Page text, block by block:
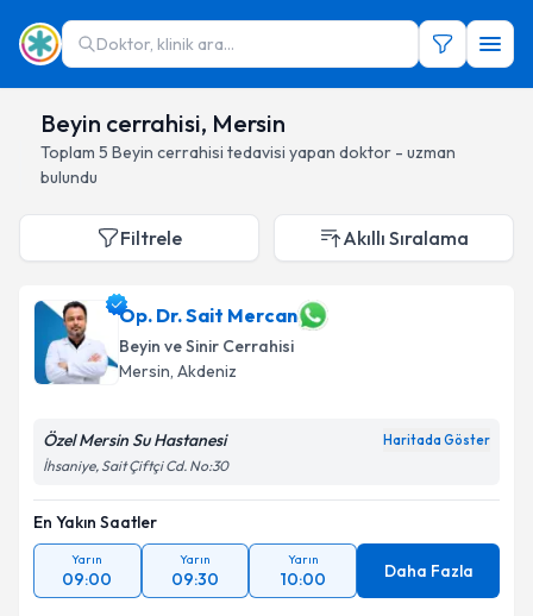
Doktor, klinik ara...
Beyin cerrahisi, Mersin
Toplam 5 Beyin cerrahisi tedavisi yapan doktor - uzman
bulundu
Filtrele Akıllı Sıralama
Op. Dr. Sait Mercan
Beyin ve Sinir Cerrahisi
Mersin, Akdeniz
Özel Mersin Su Hastanesi Haritada Göster
İhsaniye, Sait Çiftçi Cd. No:30
En Yakın Saatler
Yarın
09:00
Yarın
09:30
Yarın
10:00 Daha Fazla